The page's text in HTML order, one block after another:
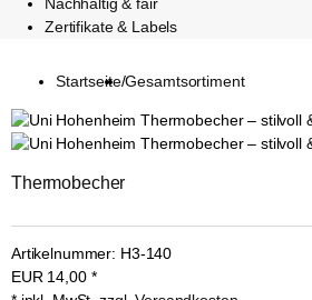
Zertifikate & Labels
Startseite/Gesamtsortiment
Thermobecher
Artikelnummer: H3-140
EUR 14,00 *